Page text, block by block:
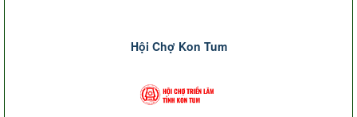
Hội Chợ Kon Tum